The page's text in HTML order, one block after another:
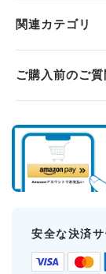
関連カテゴリ
ご購入前のご
安全な決済